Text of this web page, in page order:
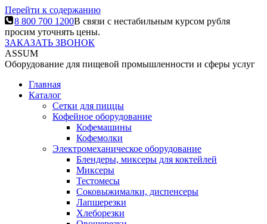
Перейти к содержанию
8 800 700 1200В связи с нестабильным курсом рубля
просим уточнять цены.
ЗАКАЗАТЬ ЗВОНОК
ASSUM
Оборудование для пищевой промышленности и сферы услуг
Главная
Каталог
Сетки для пиццы
Кофейное оборудование
Кофемашины
Кофемолки
Электромеханическое оборудование
Блендеры, миксеры для коктейлей
Миксеры
Тестомесы
Соковыжималки, диспенсеры
Лапшерезки
Хлеборезки